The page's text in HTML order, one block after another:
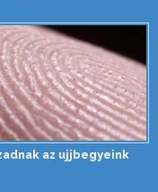
az ujjbegyeink